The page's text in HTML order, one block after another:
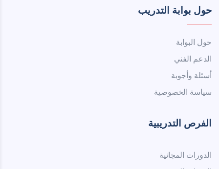
حول بوابة التدريب
حول البوابة
الدعم الفني
أسئلة وأجوبة
سياسة الخصوصية
الفرص التدريبية
الدورات المجانية